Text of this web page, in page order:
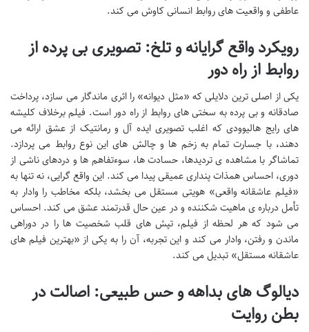
عاطفی و واقعیت های روابط انسانی کاوش می کند.
رویکرد واقع گرایانه و تلخ: تصویری بی پرده از
روابط از راه دور
یکی از اصلی ترین دلایلی که «مثل دیوانه» را اثری ماندگار می سازد، پرداخت
صادقانه و بی پرده به سختی های روابط از راه دور است. فیلم برخلاف کلیشه
های رایج هالیوودی که اغلب تصویری ایده آل و رمانتیک از عشق ارائه می
دهند، با جسارت تمام به زخم ها و چالش های این نوع روابط می پردازد.
تماشاگر با مشاهده ی تردیدها، حسادت ها، سوءتفاهم ها و دردهای ناشی از
دوری، احساس همذات پنداری عمیقی پیدا می کند. این واقع گرایی، نه تنها به
«فیلم عاشقانه واقعی» هویتی مستقل می بخشد، بلکه مخاطب را وادار به
تأمل درباره ی ماهیت شکننده و در عین حال قدرتمند عشق می کند. احساس
می شود که هر لحظه از فیلم، تپش های قلب شخصیت ها را در دوراهی
ماندن و رفتن، وادار می کند و این تجربه، آن را به یکی از «بهترین فیلم های
عاشقانه مستقل» تبدیل می کند.
دیالوگ های بداهه و حس طبیعی: اصالت در
بطن روایت